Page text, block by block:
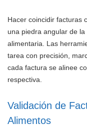
Hacer coincidir facturas
una piedra angular de
alimentaria. Las
tarea con precisión,
cada factura se alinee
respectiva.
Validación de
Alimentos